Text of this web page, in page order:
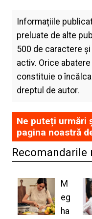
Informațiile
preluate de alte
500 de caractere
activ. Orice
constituie o
dreptul de autor.
Ne puteți urmări
pagina noastră
Recomandarile
M
eg
ha